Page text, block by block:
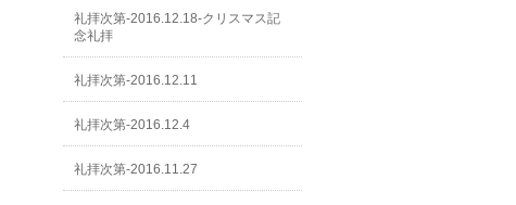
礼拝次第-2016.12.18-クリスマス記
念礼拝
礼拝次第-2016.12.11
礼拝次第-2016.12.4
礼拝次第-2016.11.27